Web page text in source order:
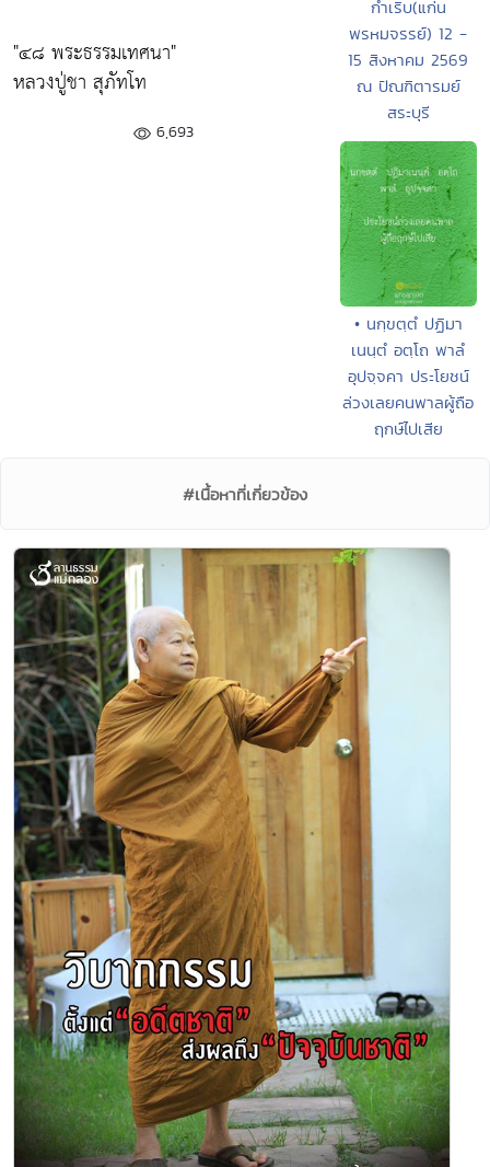
"๔๘ พระธรรมเทศนา"
หลวงปู่ชา สุภัทโท
6,693
กำเริบ(แก่น
พรหมจรรย์) 12 -
15 สิงหาคม 2569
ณ ปัณฑิตารมย์
สระบุรี
• นกฺขตฺตํ ปฏิมา
เนนฺตํ อตฺโถ พาลํ
อุปจฺจคา ประโยชน์
ล่วงเลยคนพาลผู้ถือ
ฤกษ์ไปเสีย
#เนื้อหาที่เกี่ยวข้อง